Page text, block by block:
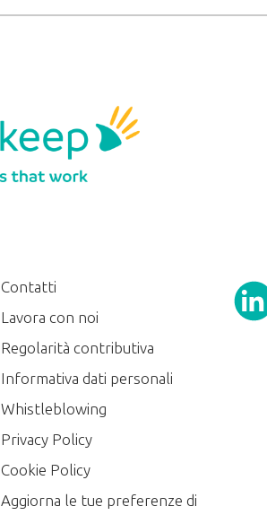
Contatti
Lavora con noi
Regolarità contributiva
Informativa dati personali
Whistleblowing
Privacy Policy
Cookie Policy
Aggiorna le tue preferenze di